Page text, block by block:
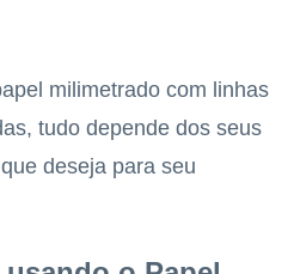
milimetrado com linhas
tudo depende dos seus
deseja para seu